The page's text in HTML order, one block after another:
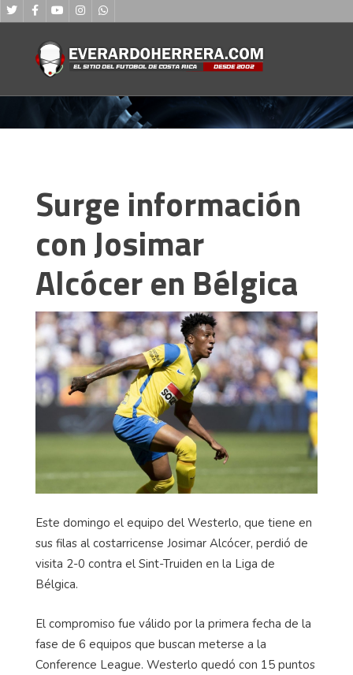
Surge información
con Josimar
Alcócer en Bélgica
Este domingo el equipo del Westerlo, que tiene en
sus filas al costarricense Josimar Alcócer, perdió de
visita 2-0 contra el Sint-Truiden en la Liga de
Bélgica.
El compromiso fue válido por la primera fecha de la
fase de 6 equipos que buscan meterse a la
Conference League. Westerlo quedó con 15 puntos